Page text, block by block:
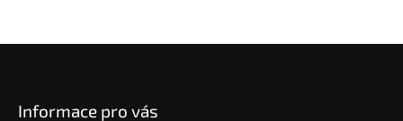
Informace pro vás